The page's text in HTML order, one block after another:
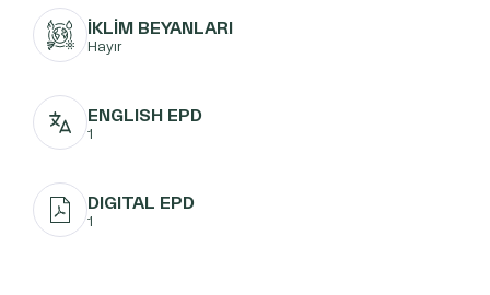
İKLİM BEYANLARI
Hayır
ENGLISH EPD
1
DIGITAL EPD
1